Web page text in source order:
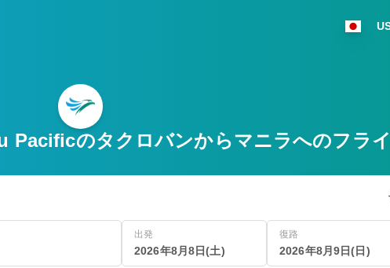
Pacificのタクロバンからマニラへのフラ
出発
2026年8月8日(土)
復路
2026年8月9日(日)